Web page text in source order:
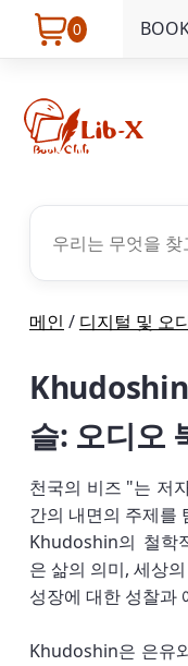
0
메인 / 디지털 및 오
슬: 오디오
천국의 비즈 "는 저
간의 내면의 주제를
Khudoshin의 철학
은 삶의 의미, 세상
성장에 대한 성찰과
Khudoshin은 은유